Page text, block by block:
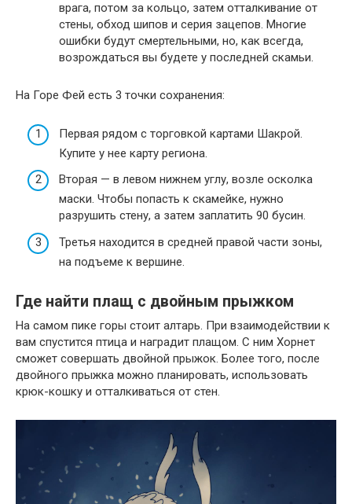
врага, потом за кольцо, затем отталкивание от
стены, обход шипов и серия зацепов. Многие
ошибки будут смертельными, но, как всегда,
возрождаться вы будете у последней скамьи.
На Горе Фей есть 3 точки сохранения:
Первая рядом с торговкой картами Шакрой.
Купите у нее карту региона.
Вторая — в левом нижнем углу, возле осколка
маски. Чтобы попасть к скамейке, нужно
разрушить стену, а затем заплатить 90 бусин.
Третья находится в средней правой части зоны,
на подъеме к вершине.
Где найти плащ с двойным прыжком
На самом пике горы стоит алтарь. При взаимодействии к
вам спустится птица и наградит плащом. С ним Хорнет
сможет совершать двойной прыжок. Более того, после
двойного прыжка можно планировать, использовать
крюк-кошку и отталкиваться от стен.